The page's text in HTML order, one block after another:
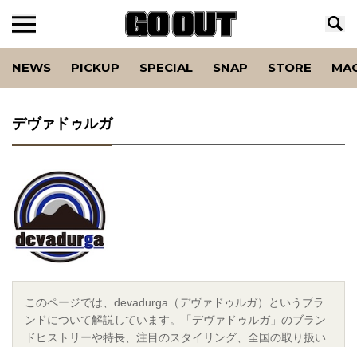
NEWS PICKUP SPECIAL SNAP STORE
デヴァドゥルガ
このページでは、devadurga（デヴァドゥルガ）というブラ
ンドについて解説しています。「デヴァドゥルガ」のブラン
ドヒストリーや特長、注目のスタイリング、全国の取り扱い